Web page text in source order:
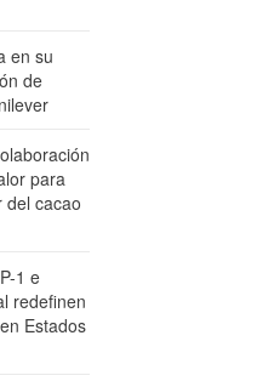
en su
de
para
del cacao
1 e
redefinen
Estados